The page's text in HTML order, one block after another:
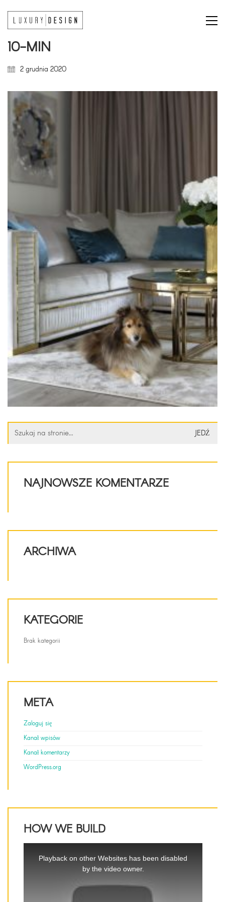
10-MIN
2 grudnia 2020
NAJNOWSZE KOMENTARZE
ARCHIWA
KATEGORIE
Brak kategorii
META
Zaloguj się
Kanał wpisów
Kanał komentarzy
WordPress.org
HOW WE BUILD
Playback on other Websites has been disabled
by the video owner.